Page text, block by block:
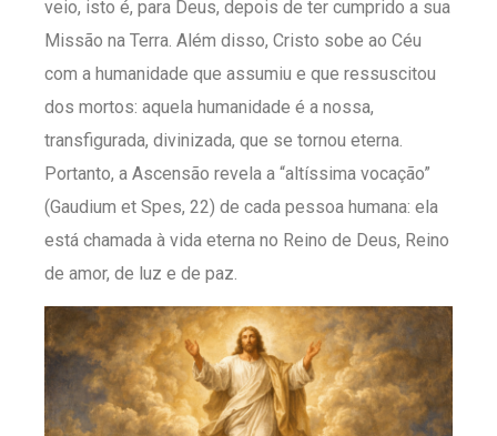
veio, isto é, para Deus, depois de ter cumprido a sua
Missão na Terra. Além disso, Cristo sobe ao Céu
com a humanidade que assumiu e que ressuscitou
dos mortos: aquela humanidade é a nossa,
transfigurada, divinizada, que se tornou eterna.
Portanto, a Ascensão revela a “altíssima vocação”
(Gaudium et Spes, 22) de cada pessoa humana: ela
está chamada à vida eterna no Reino de Deus, Reino
de amor, de luz e de paz.